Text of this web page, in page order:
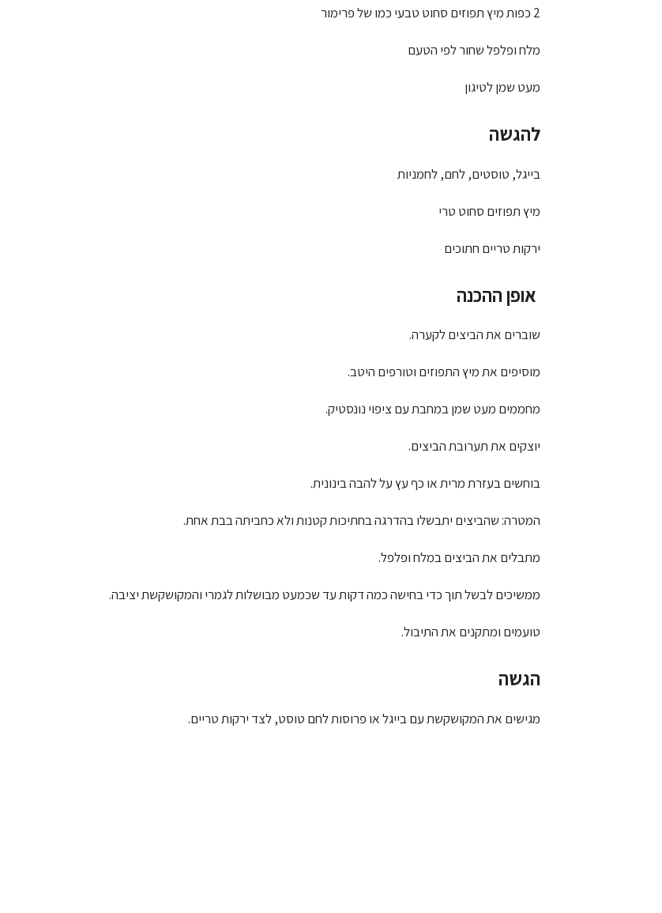
2 כפות מיץ תפוזים סחוט טבעי כמו של פרימור
מלח ופלפל שחור לפי הטעם
מעט שמן לטיגון
להגשה
בייגל, טוסטים, לחם, לחמניות
מיץ תפוזים סחוט טרי
ירקות טריים חתוכים
אופן ההכנה
שוברים את הביצים לקערה.
מוסיפים את מיץ התפוזים וטורפים היטב.
מחממים מעט שמן במחבת עם ציפוי נונסטיק.
יוצקים את תערובת הביצים.
בוחשים בעזרת מרית או כף עץ על להבה בינונית.
המטרה: שהביצים יתבשלו בהדרגה בחתיכות קטנות ולא כחביתה בבת אחת.
מתבלים את הביצים במלח ופלפל.
ממשיכים לבשל תוך כדי בחישה כמה דקות עד שכמעט מבושלות לגמרי והמקושקשת יציבה.
טועמים ומתקנים את התיבול.
הגשה
מגישים את המקושקשת עם בייגל או פרוסות לחם טוסט, לצד ירקות טריים.